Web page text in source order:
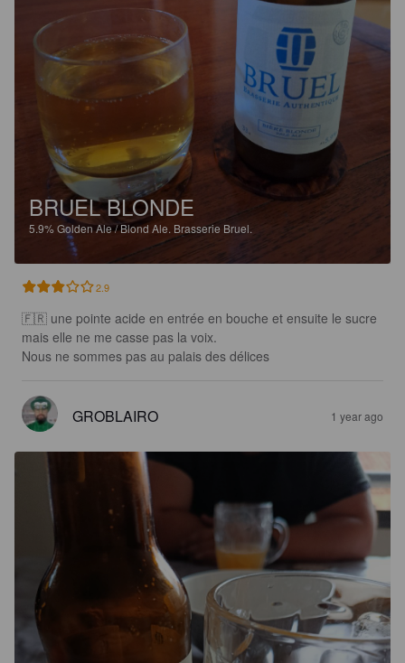
BRUEL BLONDE
5.9%Golden Ale / Blond Ale. Brasserie Bruel.
2.9
🇫🇷 une pointe acide en entrée en bouche et ensuite le sucre
mais elle ne me casse pas la voix.
Nous ne sommes pas au palais des délices
GROBLAIRO 1 year ago